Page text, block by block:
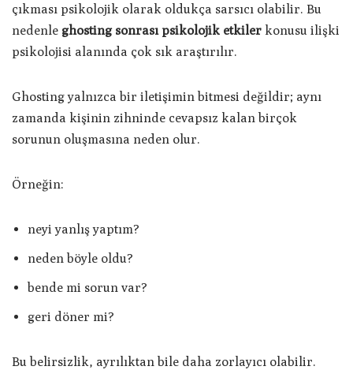
çıkması psikolojik olarak oldukça sarsıcı olabilir. Bu
nedenle ghosting sonrası psikolojik etkiler konusu ilişki
psikolojisi alanında çok sık araştırılır.
Ghosting yalnızca bir iletişimin bitmesi değildir; aynı
zamanda kişinin zihninde cevapsız kalan birçok
sorunun oluşmasına neden olur.
Örneğin:
neyi yanlış yaptım?
neden böyle oldu?
bende mi sorun var?
geri döner mi?
Bu belirsizlik, ayrılıktan bile daha zorlayıcı olabilir.